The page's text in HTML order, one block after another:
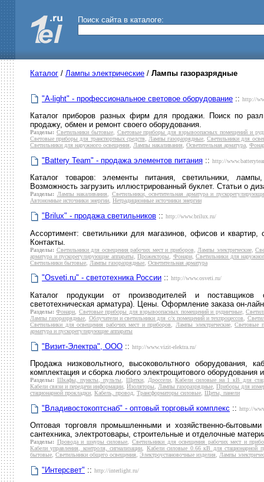
Поиск сайта в каталоге:
Каталог / Лампы электрические / Лампы газоразрядные
"A-light" - профессиональное световое оборудование :: http://
Каталог приборов разных фирм для продажи. Поиск по
продажу, обмен и ремонт своего оборудования.
Разделы: Светильники бытовые, Световые приборы для взрывоопасных помещений и
Световые приборы для транспортных средств, Лампы газоразрядные,Светильники для
Светильники для наружного освещения, Лампы накаливания, Осветительная арматура,
"Battery Team" - продажа элементов питания :: http://
Каталог товаров: элементы питания, светильники,
Возможность загрузить иллюстрированный буклет. Статьи о
Разделы: Лампы накаливания, Светильники, осветительная арматура и
Автономные источники энергии, Нетрадиционные источники энергии
"Brilux" - продажа светильников :: http://www.brilux.ru/
Ассортимент: светильники для магазинов, офисов и квартир,
Контакты.
Разделы: Светильники для освещения рабочих мест и приборов, Лампы электрические,
арматура и пускорегулирующие аппараты
Прожекторы Фонари, Светильники для
Светильники бытовые
Лампы газоразрядные Осветительная арматура
"Osveti.ru" - светотехника России :: http://www.osveti.ru/
Каталог продукции от производителей и поставщиков
светотехническая арматура). Цены. Оформление заказа он-
Разделы: Фонари Световые приборы для взрывоопасных помещений и рудничные,
Лампы газоразрядные
Облучатели и светильники для с/х помещений и техпроцессов
Светильники для освещения рабочих мест и приборов
Лампы электрические,Световые
арматура и пускорегулирующие аппараты
"Визит-Электра", ООО :: http://www.vizit-elektra.ru/
Продажа низковольтного, высоковольтного оборудования,
комплектация и сборка любого электрощитового оборудования
Разделы: Шкафы, пункты, пульты Щитки, Дроссели,Кабели силовые на 1 кВ для
Кабели связи и передачи информации Изоляторы Лампы газоразрядные Приборы для
стационарной прокладки Кабель, провод Трансформаторы силовые Щиты, панели
"Владивостокоптснаб" - оптовый торговый комплекс :: http://
Оптовая торговля промышленными и хозяйственно-
сантехника, электротовары, строительные и отделочные
Разделы: Провода и шнуры силовые, Светильники для освещения рабочих мест и
Кабели управления, контроля, сигнализации, Кабели силовые 0.66 кВ для стационарной
бытовые, Светильники общего освещения, Электроустановочные изделия, Лампы
"Интерсвет" :: http://interlight.ru/